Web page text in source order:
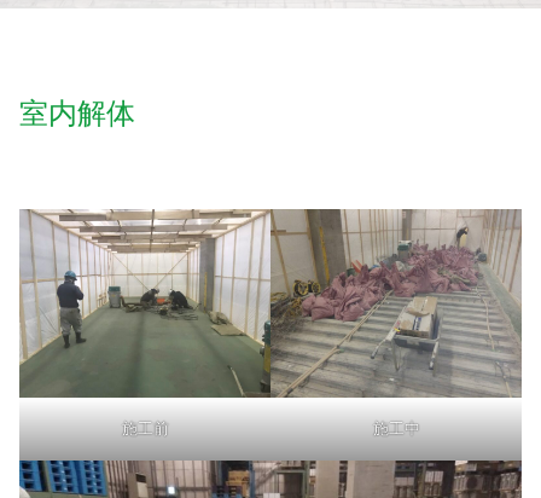
室内解体
施工前 施工中